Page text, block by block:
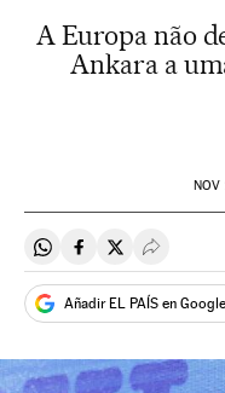
A Europa não
Ankara a
NOV
Compartir en
Compartir en
Compartir en
Añadir EL PAÍS en Google